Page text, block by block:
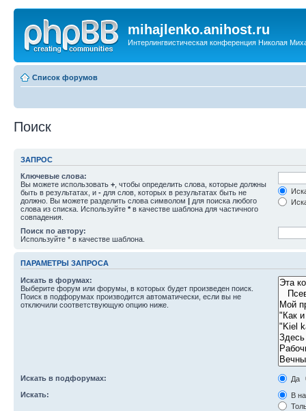
mihajlenko.anihost.ru
Интерлингвистическая конференция Николая
Список форумов
Поиск
ЗАПРОС
Ключевые слова:
Вы можете использовать + , чтобы определить слова, которые должны
быть в результатах, и - для слов, которых в результатах быть не
должно. Вы можете разделить слова символом | для поиска любого
слова из списка. Используйте * в качестве шаблона для частичного
совпадения.
Поиск по автору:
Используйте * в качестве шаблона.
ПАРАМЕТРЫ ЗАПРОСА
Искать в форумах:
Выберите форум или форумы, в которых будет произведен поиск.
Поиск в подфорумах производится автоматически, если вы не
отключили соответствующую опцию ниже.
Искать в подфорумах:
Да
Искать:
В